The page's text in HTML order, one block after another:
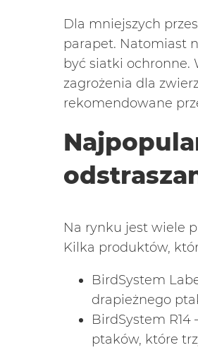
Dla mniejszych
parapet. Natomiast
być siatki ochronne.
zagrożenia dla
rekomendowane
Na rynku jest wiele
Kilka produktów,
BirdSystem
drapieżnego
BirdSystem R14
ptaków, które